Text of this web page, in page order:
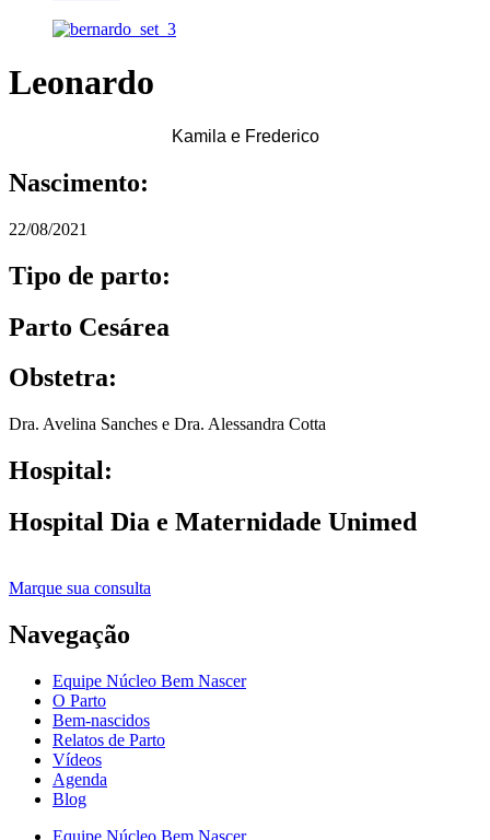
Leonardo
Kamila e Frederico
Nascimento:
22/08/2021
Tipo de parto:
Parto Cesárea
Obstetra:
Dra. Avelina Sanches e Dra. Alessandra Cotta
Hospital:
Hospital Dia e Maternidade Unimed
Marque sua consulta
Navegação
Equipe Núcleo Bem Nascer
O Parto
Bem-nascidos
Relatos de Parto
Vídeos
Agenda
Blog
Equipe Núcleo Bem Nascer